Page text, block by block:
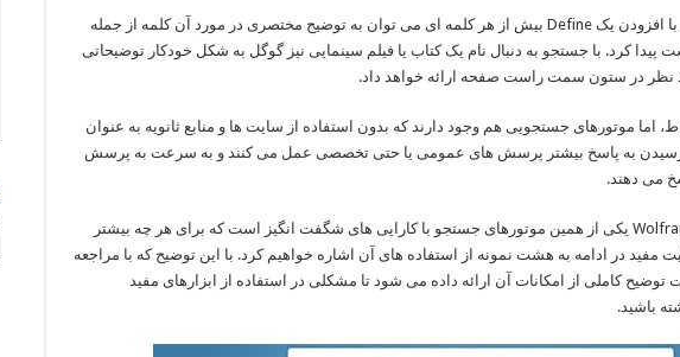
برای نمونه در گوگل با افزودن یک Define بیش از هر کلمه ای می توان به توضیح مختصری در مورد آن کلمه از جمله
کرد. با جستجو به دنبال نام یک کتاب یا فیلم سینمایی نیز گوگل به شکل خودکار توضیحاتی
مد نظر در ستون سمت راست صفحه ارائه خواهد داد.
اما موتورهای جستجویی هم وجود دارند که بدون استفاده از سایت ها و منابع ثانویه به عنوان
رسیدن به پاسخ بیشتر پرسش های عمومی یا حتی تخصصی عمل می کنند و به سرعت به پرسش
می دهند.
سایت WolframAlpha.com یکی از همین موتورهای جستجو با کارایی های شگفت انگیز است که برای هر چه بیشتر
مفید در ادامه به هشت نمونه از استفاده های آن اشاره خواهیم کرد. با این توضیح که با مراجعه
کاملی از امکانات آن ارائه داده می شود تا مشکلی در استفاده از ابزارهای مفید